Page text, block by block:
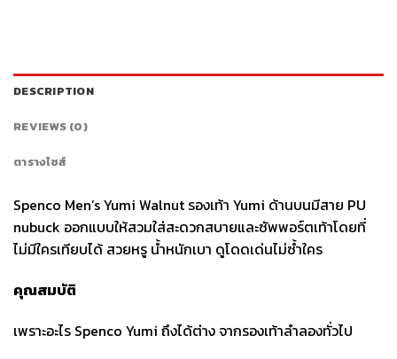
DESCRIPTION
REVIEWS (0)
ตารางไซส์
Spenco Men’s Yumi Walnut รองเท้า Yumi ด้านบนมีสาย PU
nubuck ออกแบบให้สวมใส่สะดวกสบายและซัพพอร์ตเท้าโดยที่
ไม่มีใครเทียบได้ สวยหรู น้ำหนักเบา ดูโดดเด่นไม่ซ้ำใคร
คุณสมบัติ
เพราะอะไร Spenco Yumi ถึงได้ต่าง จากรองเท้าลำลองทั่วไป